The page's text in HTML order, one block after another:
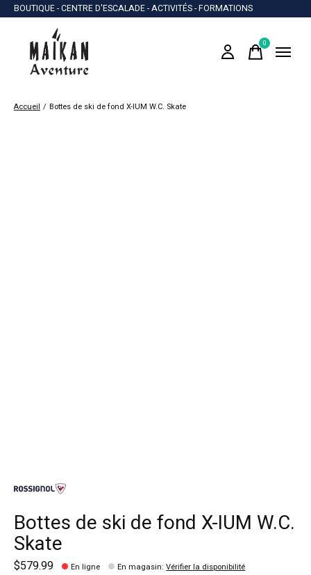
BOUTIQUE - CENTRE D'ESCALADE - ACTIVITÉS - FORMATIONS
0items
Accueil / Bottes de ski de fond X-IUM W.C. Skate
Bottes de ski de fond X-IUM W.C.
Skate
$579.99 En ligne En magasin:Vérifier la disponibilité